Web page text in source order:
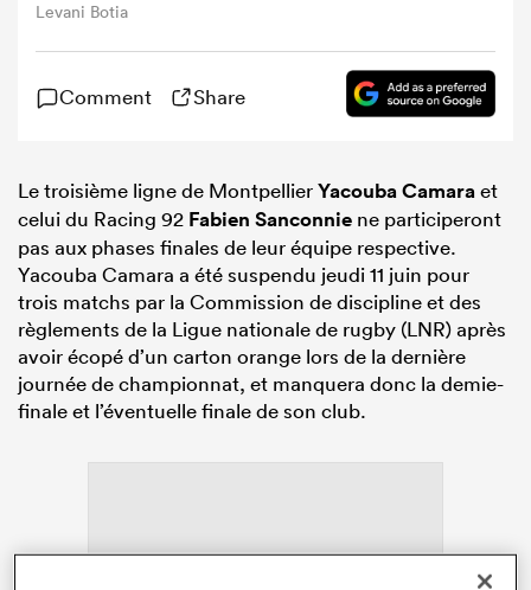
Levani Botia
Comment Share
Le troisième ligne de MontpellierYacouba Camaraet
celui du Racing 92 Fabien Sanconnie ne participeront
pas aux phases finales de leur équipe respective.
Yacouba Camara a été suspendu jeudi 11 juin pour
trois matchs par la Commission de discipline et des
règlements de la Ligue nationale de rugby (LNR) après
avoir écopé d’un carton orange lors de la dernière
journée de championnat, et manquera donc la demie-
finale et l’éventuelle finale de son club.